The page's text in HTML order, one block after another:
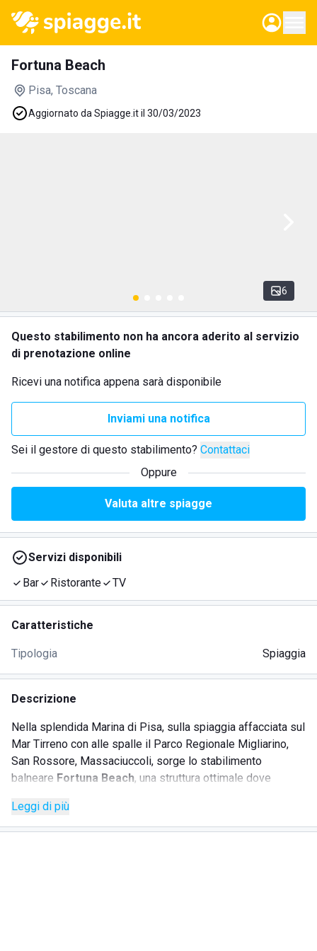
Fortuna Beach
Pisa, Toscana
Aggiornato da Spiagge.it il 30/03/2023
6
Questo stabilimento non ha ancora aderito al servizio
di prenotazione online
Ricevi una notifica appena sarà disponibile
Inviami una notifica
Sei il gestore di questo stabilimento? Contattaci
Oppure
Valuta altre spiagge
Servizi disponibili
Bar
Ristorante TV
Caratteristiche
Tipologia Spiaggia
Descrizione
Nella splendida Marina di Pisa, sulla spiaggia affacciata sul
Mar Tirreno con alle spalle il Parco Regionale Migliarino,
San Rossore, Massaciuccoli, sorge lo stabilimento
balneare Fortuna Beach, una struttura ottimale dove
divertimento. Fortuna Beach offre un ambiente
polifunzionale adatto a giovani e famiglie con bambini.
Leggi di più